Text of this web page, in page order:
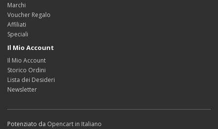
Marchi
Voucher Regalo
Affiliati
Speciali
Il Mio Account
Il Mio Account
Storico Ordini
Lista dei Desideri
Newsletter
Potenziato da Opencart in Italiano